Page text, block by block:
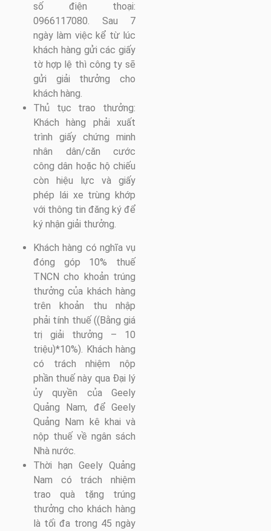
số điện thoại:
0966117080. Sau 7
ngày làm việc kể từ lúc
khách hàng gửi các giấy
tờ hợp lệ thì công ty sẽ
gửi giải thưởng cho
khách hàng.
Thủ tục trao thưởng:
Khách hàng phải xuất
trình giấy chứng minh
nhân dân/căn cước
công dân hoặc hộ chiếu
còn hiệu lực và giấy
phép lái xe trùng khớp
với thông tin đăng ký để
ký nhận giải thưởng.
Khách hàng có nghĩa vụ
đóng góp 10% thuế
TNCN cho khoản trúng
thưởng của khách hàng
trên khoản thu nhập
phải tính thuế ((Bằng giá
trị giải thưởng – 10
triệu)*10%). Khách hàng
có trách nhiệm nộp
phần thuế này qua Đại lý
ủy quyền của Geely
Quảng Nam, để Geely
Quảng Nam kê khai và
nộp thuế về ngân sách
Nhà nước.
Thời hạn Geely Quảng
Nam có trách nhiệm
trao quà tặng trúng
thưởng cho khách hàng
là tối đa trong 45 ngày